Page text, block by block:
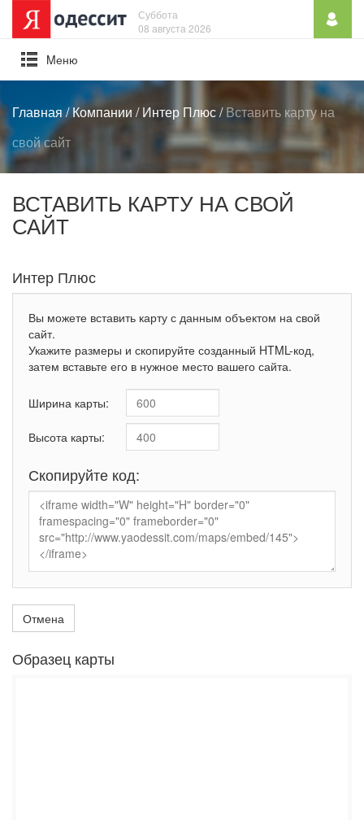
Суббота
08 августа 2026
Mеню
Главная/Компании /Интер Плюс/Вставить карту на
свой сайт
ВСТАВИТЬ КАРТУ НА СВОЙ
САЙТ
Интер Плюс
Вы можете вставить карту с данным объектом на свой
сайт.
Укажите размеры и скопируйте созданный HTML-код,
затем вставьте его в нужное место вашего сайта.
Ширина карты:
Высота карты:
Скопируйте код:
Отмена
Образец карты